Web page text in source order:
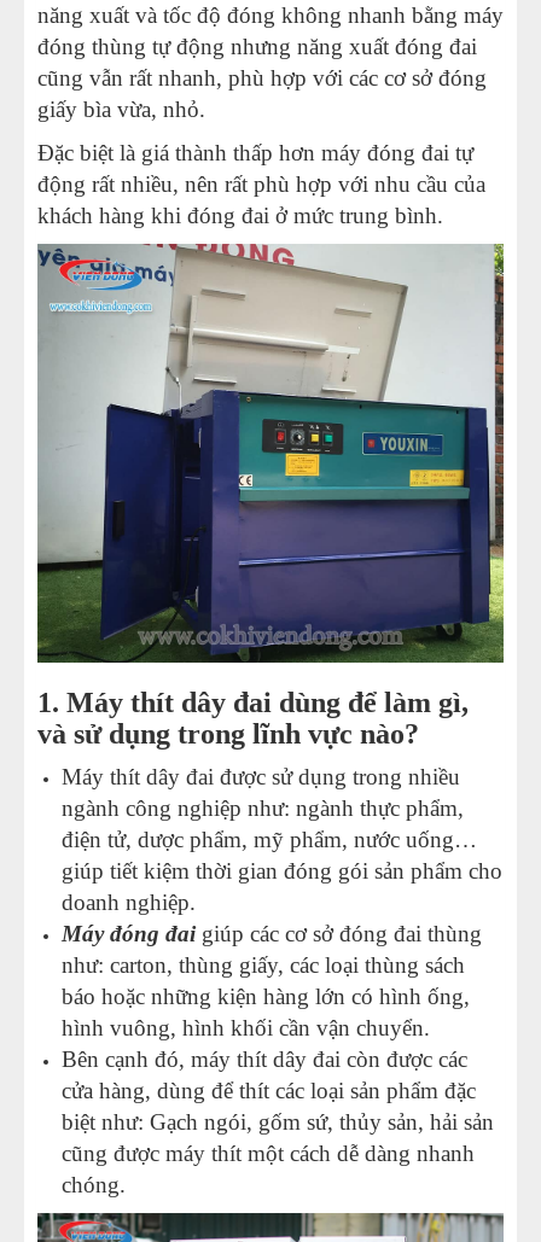
năng xuất và tốc độ đóng không nhanh bằng máy
đóng thùng tự động nhưng năng xuất đóng đai
cũng vẫn rất nhanh, phù hợp với các cơ sở đóng
giấy bìa vừa, nhỏ.
Đặc biệt là giá thành thấp hơn máy đóng đai tự
động rất nhiều, nên rất phù hợp với nhu cầu của
khách hàng khi đóng đai ở mức trung bình.
1. Máy thít dây đai dùng để làm gì,
và sử dụng trong lĩnh vực nào?
Máy thít dây đai được sử dụng trong nhiều
ngành công nghiệp như: ngành thực phẩm,
điện tử, dược phẩm, mỹ phẩm, nước uống…
giúp tiết kiệm thời gian đóng gói sản phẩm cho
doanh nghiệp.
Máy đóng đaigiúp các cơ sở đóng đai thùng
như: carton, thùng giấy, các loại thùng sách
báo hoặc những kiện hàng lớn có hình ống,
hình vuông, hình khối cần vận chuyển.
Bên cạnh đó, máy thít dây đai còn được các
cửa hàng, dùng để thít các loại sản phẩm đặc
biệt như: Gạch ngói, gốm sứ, thủy sản, hải sản
cũng được máy thít một cách dễ dàng nhanh
chóng.